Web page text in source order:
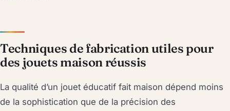
Techniques de fabrication utiles pour
des jouets maison réussis
La qualité d’un jouet éducatif fait maison dépend moins
de la sophistication que de la précision des